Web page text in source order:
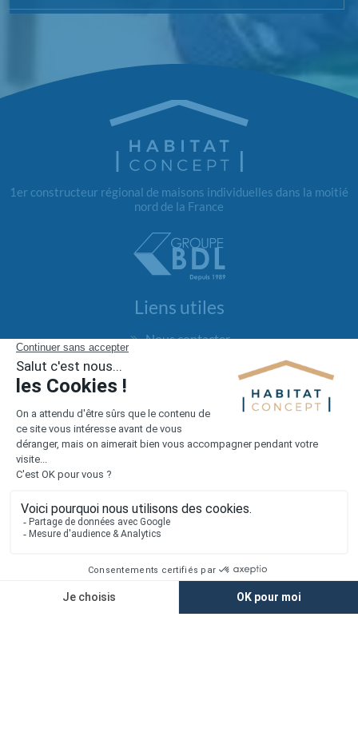
1er constructeur régional de maisons individuelles dans la moitié
nord de la France
Liens utiles
Nous contacter
Mentions légales
Vie privée
Plan du site
Accès rapide
Nos agences
Maisons + Terrains